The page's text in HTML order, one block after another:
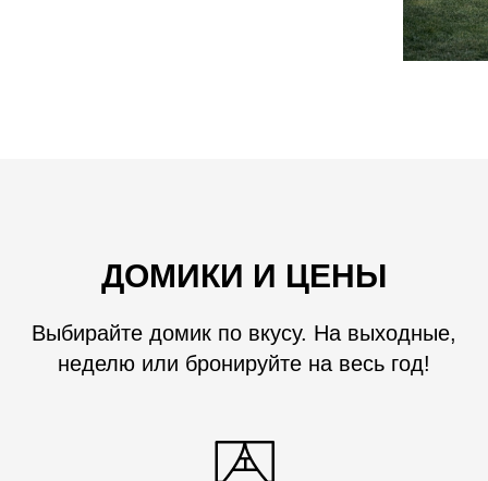
ДОМИКИ И ЦЕНЫ
Выбирайте домик по вкусу. На выходные,
неделю или бронируйте на весь год!